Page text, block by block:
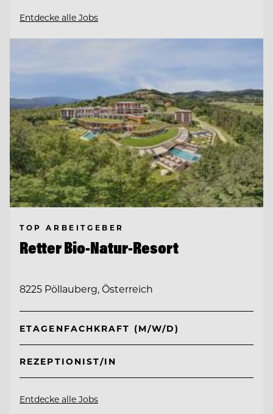
Entdecke alle Jobs
TOP ARBEITGEBER
Retter Bio-Natur-Resort
8225 Pöllauberg, Österreich
ETAGENFACHKRAFT (M/W/D)
REZEPTIONIST/IN
Entdecke alle Jobs